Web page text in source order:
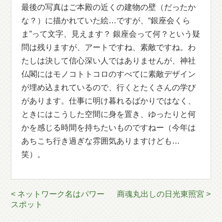
最後の写真はご本殿の近くの建物の壁（だったか
な？）に描かれていた絵…ですが、“銀座会くら
ま”って文字、見えます？ 銀座会って何？という疑
問は残りますが、アートですね、素敵ですね。わ
たしは決して信心深い人ではありませんが、神社
仏閣にはモノコトトコロのすべてに素敵デザイン
が埋め込まれているので、行くとたくさんの学び
があります。仕事に明け暮れるばかりではなく、
ときにはこうした空間に身を置き、ゆったりと何
かを感じる時間を持ちたいものですねー（今年は
あちこち行き過ぎな雰囲気ありますけども…
笑）。
< ネットワーク名はパワー
スポット
商魂丸出しの日光東照宮 >